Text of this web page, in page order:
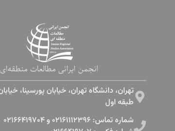
انجمن ایرانی مطالعات منطقه‌ای
طبقه اول​
شماره تماس: ۰۲۱۶۱۱۱۲۳۹۶ و ۰۲۱۶۶۴۱۹۷۰۴